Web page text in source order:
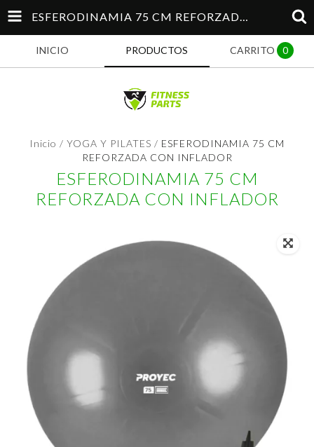
ESFERODINAMIA 75 CM REFORZADA CON INFLADOR
INICIO PRODUCTOS CARRITO 0
Inicio / YOGA Y PILATES / ESFERODINAMIA 75 CM
REFORZADA CON INFLADOR
ESFERODINAMIA 75 CM
REFORZADA CON INFLADOR